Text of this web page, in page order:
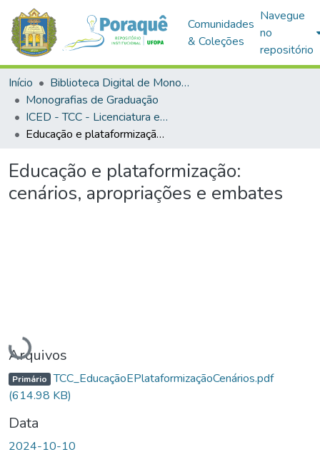
Comunidades
& Coleções
Navegue
no
repositório
Início
Biblioteca Digital de Monografias (BDM)
Monografias de Graduação
ICED - TCC - Licenciatura em Informática Educacional
Educação e plataformização: cenários, apropriações e embates
Educação e plataformização:
cenários, apropriações e embates
Carregando...
Arquivos
Primário TCC_EducaçãoEPlataformizaçãoCenários.pdf
(614.98 KB)
Data
2024-10-10